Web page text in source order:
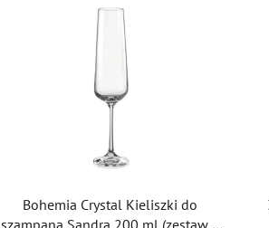
Bohemia Crystal Kieliszki do